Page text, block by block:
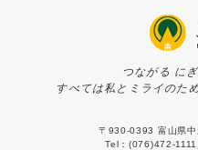
つながる に
すべては私とミライのた
〒930-0393 富山県中
Tel：(076)472-